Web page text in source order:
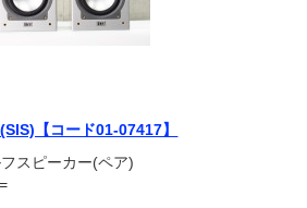
【コード01-07417】
スピーカー(ペア)